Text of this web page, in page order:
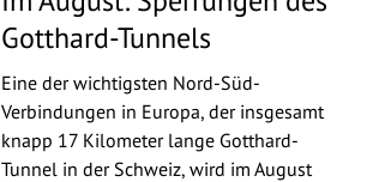
Gotthard-Tunnels
Eine der wichtigsten Nord-Süd-
Verbindungen in Europa, der insgesamt
knapp 17 Kilometer lange Gotthard-
Tunnel in der Schweiz, wird im August